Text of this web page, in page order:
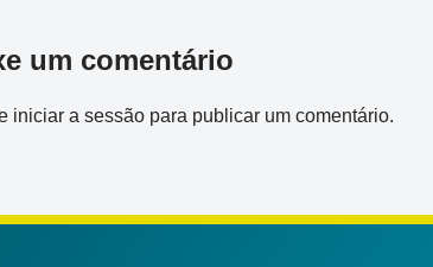
um comentário
iniciar a sessão para publicar um comentário.